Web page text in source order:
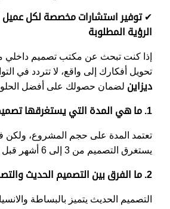
✔توفير استشارات مخصصة لكل
الرؤية المطلوبة
إذا كنت تبحث عن مكتب تصميم داخلي
تحويل أفكارك إلى واقع، لا تتردد في
ديزاين لضمان حصولك على أفضل الحلول
1. ما هي المدة التي يستغرقها تصميم مبنى سكني؟
تعتمد المدة على حجم المشروع، ولكن
يستغرق التصميم من 3 إلى 6 أشهر قبل بدء التنفيذ.
2. ما الفرق بين التصميم الحديث والتصميم الكلاسيكي؟
التصميم الحديث يتميز بالبساطة